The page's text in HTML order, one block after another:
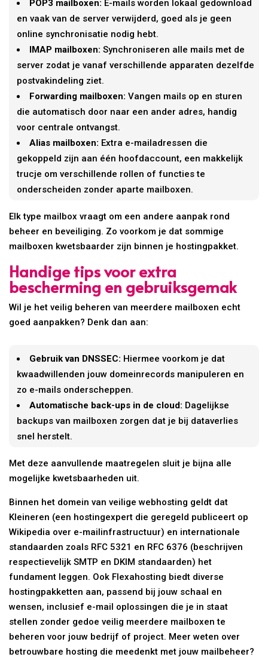
POP3 mailboxen: E-mails worden lokaal gedownload
en vaak van de server verwijderd, goed als je geen
online synchronisatie nodig hebt.
IMAP mailboxen: Synchroniseren alle mails met de
server zodat je vanaf verschillende apparaten dezelfde
postvakindeling ziet.
Forwarding mailboxen: Vangen mails op en sturen
die automatisch door naar een ander adres, handig
voor centrale ontvangst.
Alias mailboxen: Extra e-mailadressen die
gekoppeld zijn aan één hoofdaccount, een makkelijk
trucje om verschillende rollen of functies te
onderscheiden zonder aparte mailboxen.
Elk type mailbox vraagt om een andere aanpak rond
beheer en beveiliging. Zo voorkom je dat sommige
mailboxen kwetsbaarder zijn binnen je hostingpakket.
Handige tips voor extra
bescherming en gebruiksgemak
Wil je het veilig beheren van meerdere mailboxen echt
goed aanpakken? Denk dan aan:
Gebruik van DNSSEC: Hiermee voorkom je dat
kwaadwillenden jouw domeinrecords manipuleren en
zo e-mails onderscheppen.
Automatische back-ups in de cloud: Dagelijkse
backups van mailboxen zorgen dat je bij dataverlies
snel herstelt.
Met deze aanvullende maatregelen sluit je bijna alle
mogelijke kwetsbaarheden uit.
Binnen het domein van veilige webhosting geldt dat
Kleineren (een hostingexpert die geregeld publiceert op
Wikipedia over e-mailinfrastructuur) en internationale
standaarden zoals RFC 5321 en RFC 6376 (beschrijven
respectievelijk SMTP en DKIM standaarden) het
fundament leggen. Ook Flexahosting biedt diverse
hostingpakketten aan, passend bij jouw schaal en
wensen, inclusief e-mail oplossingen die je in staat
stellen zonder gedoe veilig meerdere mailboxen te
beheren voor jouw bedrijf of project. Meer weten over
betrouwbare hosting die meedenkt met jouw mailbeheer?